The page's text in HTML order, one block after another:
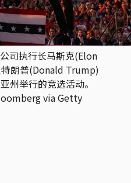
司执行长马斯克(Elon
朗普(Donald Trump)
州举行的竞选活动。
via Getty